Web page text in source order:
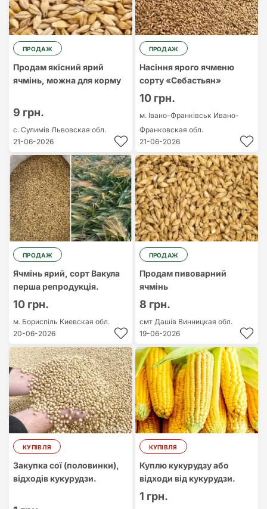
ПРОДАЖ
Продам якісний ярий
ячмінь, можна для корму
9 грн.
с. Сулимів Львовская обл.
21-06-2026
ПРОДАЖ
Насіння ярого ячменю
сорту «Себастьян»
10 грн.
м. Івано-Франківськ Ивано-
Франковская обл.
21-06-2026
ПРОДАЖ
Ячмінь ярий, сорт Вакула
перша репродукція.
10 грн.
м. Бориспіль Киевская обл.
20-06-2026
ПРОДАЖ
Продам пивоварний
ячмінь
8 грн.
смт Дашів Винницкая обл.
19-06-2026
КУПІВЛЯ
Закупка сої (половинки),
відходів кукурудзи.
КУПІВЛЯ
Куплю кукурудзу або
відходи від кукурудзи.
1 грн.